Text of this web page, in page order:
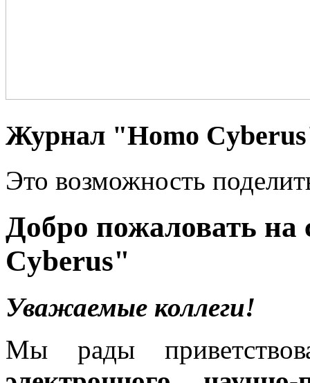
Журнал "Homo
Это возможность
Добро пожаловать
Cyberus"
Уважаемые коллеги!
Мы рады